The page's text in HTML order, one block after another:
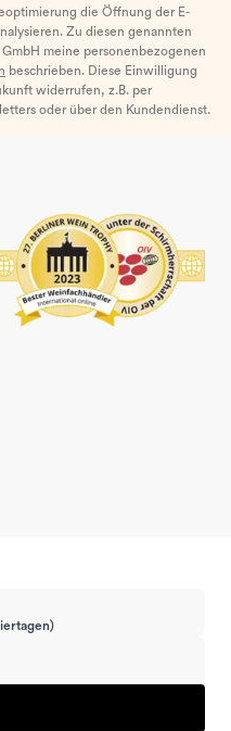
die Öffnung der E-
Zu diesen genannten
meine personenbezogenen
beschrieben. Diese Einwilligung
widerrufen, z.B. per
oder über den Kundendienst.